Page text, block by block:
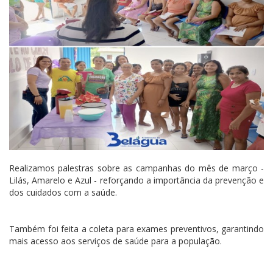
Realizamos palestras sobre as campanhas do mês de março -
Lilás, Amarelo e Azul - reforçando a importância da prevenção e
dos cuidados com a saúde.
Também foi feita a coleta para exames preventivos, garantindo
mais acesso aos serviços de saúde para a população.